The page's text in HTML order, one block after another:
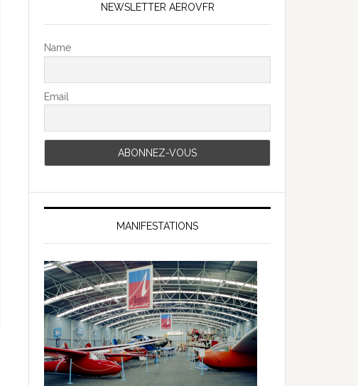
NEWSLETTER AEROVFR
Name
Email
MANIFESTATIONS